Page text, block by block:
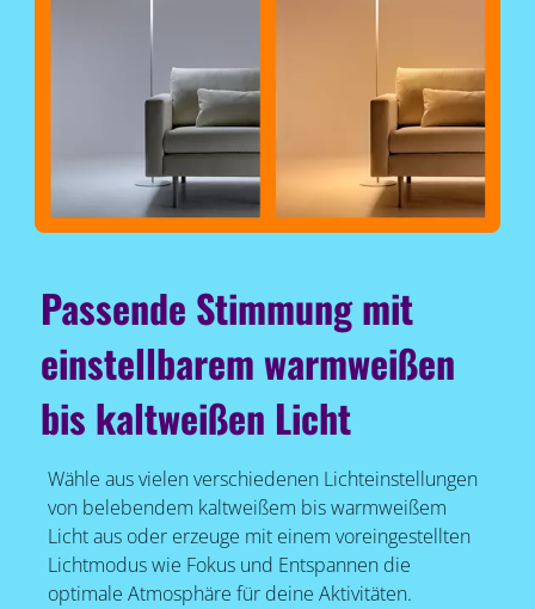
Passende Stimmung mit
einstellbarem warmweißen
bis kaltweißen Licht
Wähle aus vielen verschiedenen Lichteinstellungen
von belebendem kaltweißem bis warmweißem
Licht aus oder erzeuge mit einem voreingestellten
Lichtmodus wie Fokus und Entspannen die
optimale Atmosphäre für deine Aktivitäten.